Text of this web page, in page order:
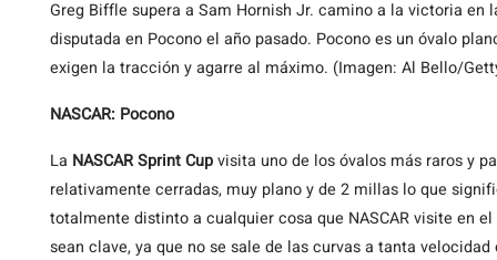
Greg Biffle supera a Sam Hornish Jr. camino a la victoria en
disputada en Pocono el año pasado. Pocono es un óvalo
exigen la tracción y agarre al máximo. (Imagen: Al Bello/
NASCAR: Pocono
La NASCAR Sprint Cupvisita uno de los óvalos más raros y
relativamente cerradas, muy plano y de 2 millas lo que
totalmente distinto a cualquier cosa que NASCAR visite en
sean clave, ya que no se sale de las curvas a tanta